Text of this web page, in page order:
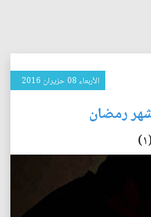
الأربعاء 08 حزيران 2016
شهر رمضان